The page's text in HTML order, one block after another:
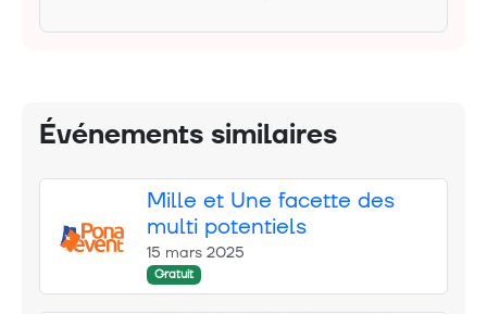
Événements similaires
Mille et Une facette des
multi potentiels
15 mars 2025
Gratuit